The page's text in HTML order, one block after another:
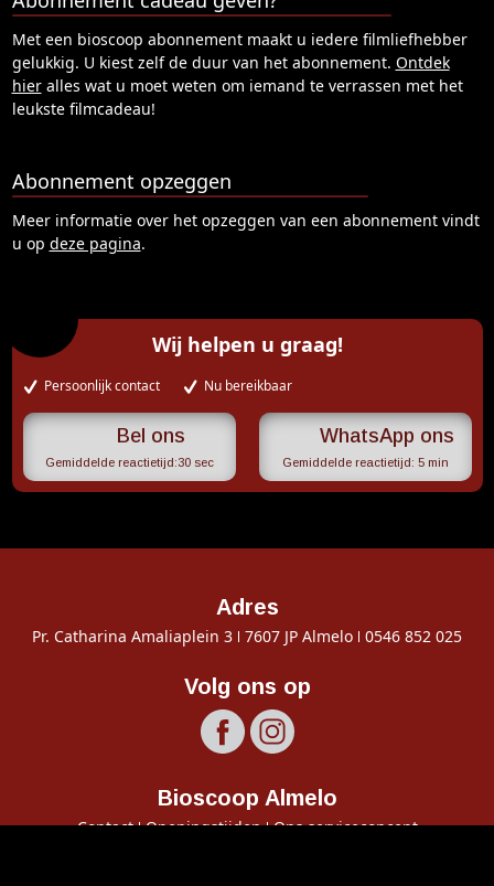
Met een bioscoop abonnement maakt u iedere filmliefhebber
gelukkig. U kiest zelf de duur van het abonnement. Ontdek
hieralles wat u moet weten om iemand te verrassen met het
leukste filmcadeau!
Abonnement opzeggen
Meer informatie over het opzeggen van een abonnement vindt
u op deze pagina.
Wij helpen u graag!
Persoonlijk contact Nu bereikbaar
Gemiddelde reactietijd:30 sec
WhatsApp ons
Gemiddelde reactietijd: 5 min
Adres
Pr. Catharina Amaliaplein 3 7607 JP Almelo 0546 852 025
Volg ons op
Bioscoop Almelo
Contact Openingstijden Ons serviceconcept